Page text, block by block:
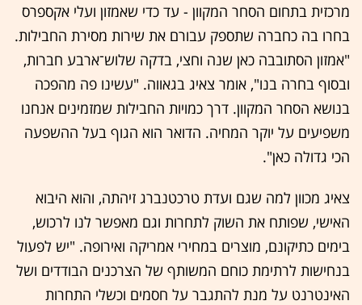
מרכזית בתחום הסחר המקוון - עד כדי שאמזון ועלי אקספרס
בחרו בה כחברה שתספק עבורם את שירות מסירת החבילות.
"אמזון הסתובבה כאן שנה וחצי, בדקה שלוש־ארבע חברות,
ובסוף בחרה בנו", אומר צאיג בגאווה. "עשינו פה מהפכה
בנושא הסחר המקוון. דרך כמויות החבילות שמזמינים אנחנו
משפיעים על יוקר המחיה. הדואר הוא הגוף בעל ההשפעה
הכי גדולה כאן".
צאיג מכוון למה שגם ועדת טרכטנברג זיהתה, והוא היבוא
האישי, שפותח את השוק לתחרות וגם מאפשר לנו לרכוש,
בימים כתיקונם, מוצרים במחירי אמריקה ואירופה. "יש לפעול
בנחישות לרתימת כוחם המשותף של הצרכנים הבודדים ושל
האינטרנט על מנת להתגבר על חסמים וכשלי התחרות